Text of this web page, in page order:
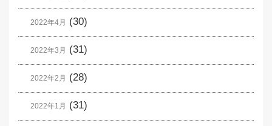
2022年4月 (30)
2022年3月 (31)
2022年2月 (28)
2022年1月 (31)